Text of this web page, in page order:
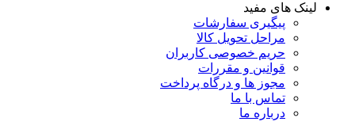
لینک های مفید
پیگیری سفارشات
مراحل تحویل کالا
حریم خصوصی کاربران
قوانین و مقررات
مجوز ها و درگاه پرداخت
تماس با ما
درباره ما